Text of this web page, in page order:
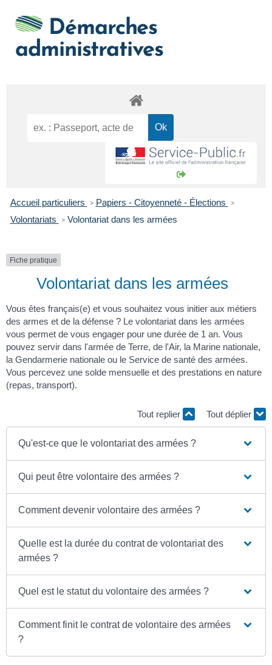
Démarches
administratives
Accueil particuliers > Papiers - Citoyenneté - Élections >
Volontariats > Volontariat dans les armées
Fiche pratique
Volontariat dans les armées
Vous êtes français(e) et vous souhaitez vous initier aux métiers
des armes et de la défense ? Le volontariat dans les armées
vous permet de vous engager pour une durée de 1 an. Vous
pouvez servir dans l'armée de Terre, de l'Air, la Marine nationale,
la Gendarmerie nationale ou le Service de santé des armées.
Vous percevez une solde mensuelle et des prestations en nature
(repas, transport).
Tout replier Tout déplier
Qu'est-ce que le volontariat des armées ?
Qui peut être volontaire des armées ?
Comment devenir volontaire des armées ?
Quelle est la durée du contrat de volontariat des
armées ?
Quel est le statut du volontaire des armées ?
Comment finit le contrat de volontaire des armées
?